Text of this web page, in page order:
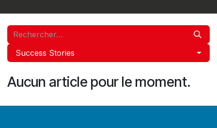
Success Stories
Aucun article pour le moment.